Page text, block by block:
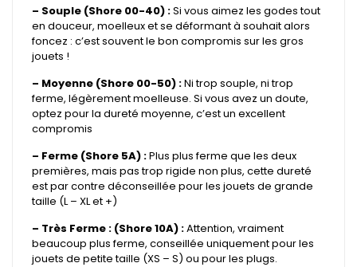
– Souple (Shore 00-40) :Si vous aimez les godes tout
en douceur, moelleux et se déformant à souhait alors
foncez : c’est souvent le bon compromis sur les gros
jouets !
– Moyenne (Shore 00-50) :Ni trop souple, ni trop
ferme, légèrement moelleuse. Si vous avez un doute,
optez pour la dureté moyenne, c’est un excellent
compromis
– Ferme (Shore 5A) :Plus plus ferme que les deux
premières, mais pas trop rigide non plus, cette dureté
est par contre déconseillée pour les jouets de grande
taille (L – XL et +)
– Très Ferme : (Shore 10A) :Attention, vraiment
beaucoup plus ferme, conseillée uniquement pour les
jouets de petite taille (XS – S) ou pour les plugs.